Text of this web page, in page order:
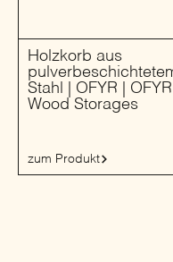
Holzkorb aus
Stahl | OFYR | OFYR
Wood Storages
zum Produkt